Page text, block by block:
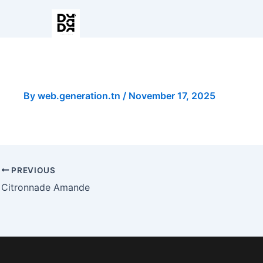
By web.generation.tn / November 17, 2025
PREVIOUS
Citronnade Amande